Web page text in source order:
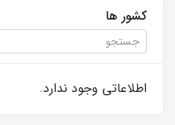
کشور ها
اطلاعاتی وجود ندارد.